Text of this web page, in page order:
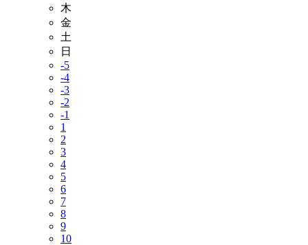
木
金
土
日
-5
-4
-3
-2
-1
1
2
3
4
5
6
7
8
9
10